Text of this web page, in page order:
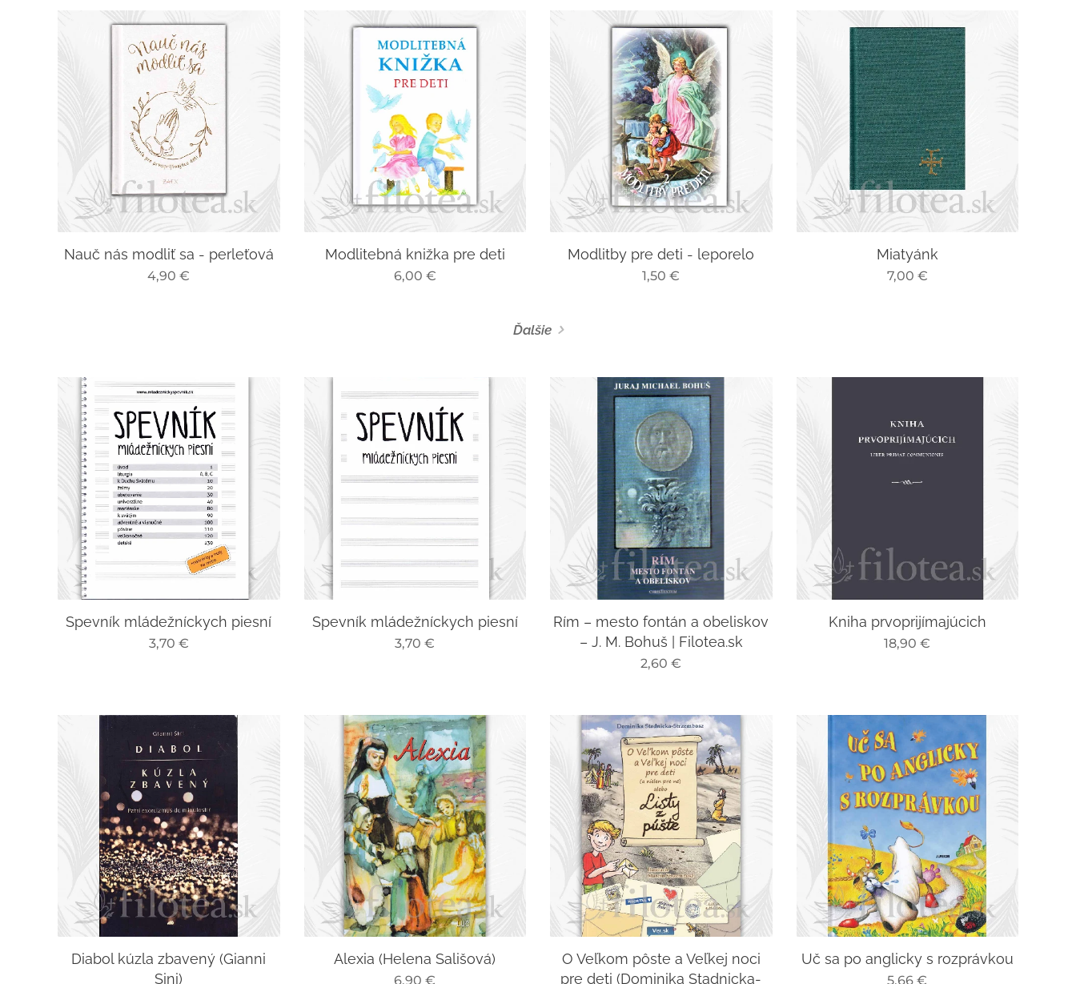
Nauč nás modliť sa - perleťová
4,90 €
Modlitebná knižka pre deti
6,00 €
Modlitby pre deti - leporelo
1,50 €
Miatyánk
7,00 €
Ďalšie
Spevník mládežníckych piesní
3,70 €
Spevník mládežníckych piesní
3,70 €
Rím – mesto fontán a obeliskov
– J. M. Bohuš | Filotea.sk
2,60 €
Kniha prvoprijímajúcich
18,90 €
Diabol kúzla zbavený (Gianni
Sini)
Alexia (Helena Sališová)
6,90 €
O Veľkom pôste a Veľkej noci
pre deti (Dominika Stadnicka-
Uč sa po anglicky s rozprávkou
5,66 €